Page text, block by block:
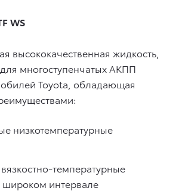
WS
высококачественная жидкость,
многоступенчатых АКПП
Toyota, обладающая
низкотемпературные
температурные
широком интервале